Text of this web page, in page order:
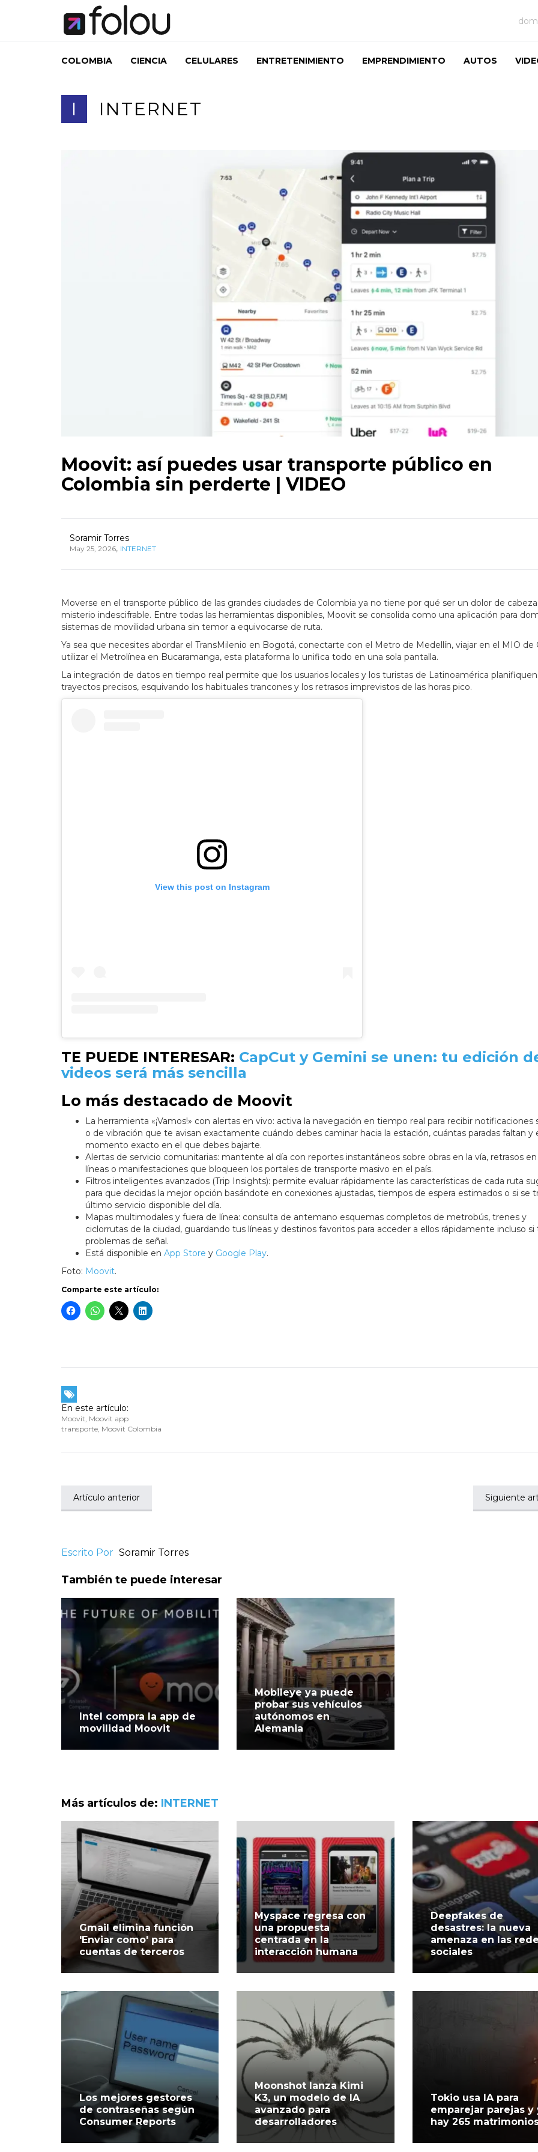
COLOMBIA CIENCIA CELULARES ENTRETENIMIENTO EMPRENDIMIENTO AUTOS
I INTERNET
Moovit: así puedes usar transporte público en
Colombia sin perderte | VIDEO
Soramir Torres
May 25, 2026, INTERNET
Moverse en el transporte público de las grandes ciudades de Colombia ya no tiene por qué ser un dolor de
misterio indescifrable. Entre todas las herramientas disponibles, Moovit se consolida como una aplicación para
sistemas de movilidad urbana sin temor a equivocarse de ruta.
Ya sea que necesites abordar el TransMilenio en Bogotá, conectarte con el Metro de Medellín, viajar en el MIO de
utilizar el Metrolínea en Bucaramanga, esta plataforma lo unifica todo en una sola pantalla.
La integración de datos en tiempo real permite que los usuarios locales y los turistas de Latinoamérica planifiquen
trayectos precisos, esquivando los habituales trancones y los retrasos imprevistos de las horas pico.
View this post on Instagram
TE PUEDE INTERESAR: CapCut y Gemini se unen: tu edición
videos será más sencilla
Lo más destacado de Moovit
La herramienta «¡Vamos!» con alertas en vivo: activa la navegación en tiempo real para recibir notificaciones
o de vibración que te avisan exactamente cuándo debes caminar hacia la estación, cuántas paradas faltan y
momento exacto en el que debes bajarte.
Alertas de servicio comunitarias: mantente al día con reportes instantáneos sobre obras en la vía, retrasos en
líneas o manifestaciones que bloqueen los portales de transporte masivo en el país.
Filtros inteligentes avanzados (Trip Insights): permite evaluar rápidamente las características de cada ruta
para que decidas la mejor opción basándote en conexiones ajustadas, tiempos de espera estimados o si se
último servicio disponible del día.
Mapas multimodales y fuera de línea: consulta de antemano esquemas completos de metrobús, trenes y
ciclorrutas de la ciudad, guardando tus líneas y destinos favoritos para acceder a ellos rápidamente incluso si
problemas de señal.
Está disponible en App Store y Google Play.
Foto: Moovit.
Comparte este artículo:
En este artículo:
Moovit, Moovit app
transporte, Moovit Colombia
Artículo anterior Siguiente
Escrito Por Soramir Torres
También te puede interesar
Intel compra la app de
movilidad Moovit
Mobileye ya puede
probar sus vehículos
autónomos en
Alemania
Más artículos de: INTERNET
Gmail elimina función
'Enviar como' para
cuentas de terceros
Myspace regresa con
una propuesta
centrada en la
interacción humana
Deepfakes de
desastres: la nueva
amenaza en las
sociales
Los mejores gestores
de contraseñas según
Consumer Reports
Moonshot lanza Kimi
K3, un modelo de IA
avanzado para
desarrolladores
Tokio usa IA para
emparejar parejas y
hay 265